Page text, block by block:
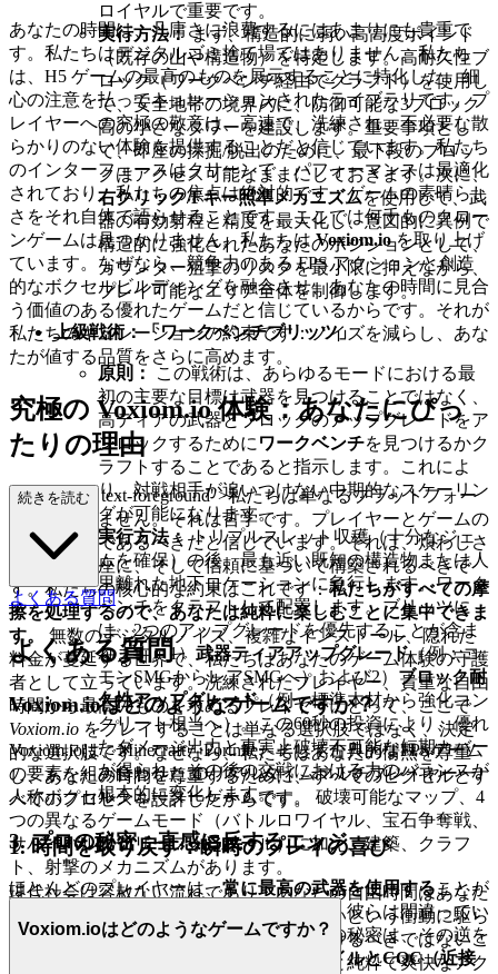
ロイヤルで重要です。
実行方法：まず、構造的に弱い高高度ポイント
（既存の山や構造物）を特定します。高耐久性ブ
ロック（ワークベンチ経由でクラフト）を使用し
て、安全地帯の境界内に、防御可能な3ブロック
高の小さなタワーを建設します。重要事項とし
て、即座の採掘/脱出のために、最下段のブロッ
クはアクセス可能なままにしておきます。次に、
右クリック/Fキー照準メカニズムを使用して、武
器の有効射程と精度を最大化し、意図的に異例で
構造的に強化されたあなたのポジションとして、
カウンター狙撃のリスクを最小限に抑えながら、
プレイ可能なエリア全体を制御します。
上級戦術：「ワークベンチブリッツ」
原則：
この戦術は、あらゆるモードにおける最
初の主要な目標は武器を見つけることではなく、
高ティアの武器とブロックのアップグレードをア
ンロックするために ワークベンチを見つけるかク
ラフトすることであると指示します。これによ
り、対戦相手が追いつけない中期的なスケーリン
グが可能になります。
実行方法： トリプルスレット収穫（十分なジェ
ムを確保）の後、最も近い既知の構造物または人
里離れた地下ロケーションに急行します。ワーク
ベンチをクラフトして配置します。ブリッツに
は、2つのアップグレードを優先することが含ま
れます。1） 武器ティアアップグレード（例：コ
モンSMGからレアSMGへ）および2） ブロック耐
久性アップグレード（例：標準木材から強化コン
クリート相当へ）。この60秒の投資により、優れ
たダメージ出力と事実上破壊不可能な短期カバー
が得られ、その後の交戦における力のバランスが
根本的に変化します。
3. プロの秘密：直感に反するエッジ
ほとんどのプレイヤーは、常に最高の武器を使用することが
プレイする最良の方法だと考えています。彼らは間違ってい
ます。一貫性の限界を打ち破るための真の秘密は、その逆を
コモンティア武器のリコイルとCQC（近接
あなたの時間は、凡庸さに浪費するにはあまりにも貴重で
す。私たちはデジタルゴミ捨て場ではありません。私たち
は、H5 ゲームの最高のものを展示することに特化した、細
心の注意を払ってキュレーションされたライブラリです。プ
レイヤーへの究極の敬意は、高速で、洗練され、不必要な散
らかりのない体験を提供することだと信じています。私たち
のインターフェースはクリーンで、パフォーマンスは最適化
されており、私たちの焦点は絶対的です：ゲームの素晴らし
さをそれ自体で語らせることです。ここでは何千ものクロー
ンゲームは見つかりません。私たちはVoxiom.ioを取り上げ
ています。なぜなら、競争力のある FPS アクションと創造
的なボクセルビルディングを融合させ、あなたの時間に見合
う価値のある優れたゲームだと信じているからです。それが
私たちのキュレーションの約束です：ノイズを減らし、あな
たが値する品質をさらに高めます。
究極の Voxiom.io 体験：あなたにぴっ
たりの理由
class="mb-4 text-foreground">私たちは単なるプラットフォー
ムではありません。それは哲学です。プレイヤーとゲームの
関係は神聖であるべきだと信じています。それは、煩わしさ
がなく、即座に、そして信頼に基づいて構築されるべきで
す。私たちの核心的な約束はこれです：私たちがすべての摩
擦を処理するので、あなたは純粋に楽しむことに集中できま
す。
無数のデジタルノイズ、複雑なインストール、隠れた
料金が蔓延する世界で、私たちはあなたのゲーム体験の守護
者として立っています。洗練されたプレイヤー、貴重な自由
時間から最高のものを求めるプレイヤーにとって、ここで
Voxiom.io をプレイすることは単なる選択肢ではなく、決定
的な選択肢です。なぜなら、私たちはあなたの情熱を尊重
し、あなたの時間を尊重するために、すべてのピクセルとす
べてのプロセスを設計したからです。
1. 時間を取り戻す：瞬時のプレイの喜び
現代社会は容赦ない流れであり、あなたの自由時間はあなた
が持つ最も貴重な通貨です。プレイしたいという衝動に駆ら
れたとき、待機によってペナルティを受けるべきではないこ
とを理解しています。私たちは、あなたと純粋で爽快なアク
続きを読む
よくある質問
よくある質問
Voxiom.ioはどのようなゲームですか？
Voxiom.ioは、Minecraft、Fortnite、そして古典的なFPSゲーム
の要素を組み合わせた3Dリアルタイムマルチプレイヤー一
人称ボクセルシューターゲームです。 破壊可能なマップ、4
つの異なるゲームモード（バトルロワイヤル、宝石争奪戦、
サバイバル、フリーフォーオール）に加え、建築、クラフ
ト、射撃のメカニズムがあります。
Voxiom.ioはどのようなゲームですか？